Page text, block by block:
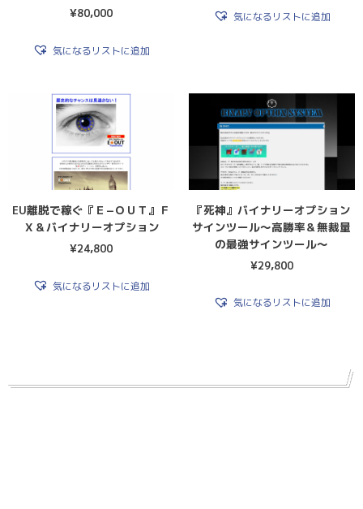
¥80,000
気になるリストに追加
気になるリストに追加
EU離脱で稼ぐ『Ｅ−ＯＵＴ』Ｆ
Ｘ＆バイナリーオプション
¥24,800
気になるリストに追加
『死神』バイナリーオプション
サインツール～高勝率＆無裁量
の最強サインツール～
¥29,800
気になるリストに追加